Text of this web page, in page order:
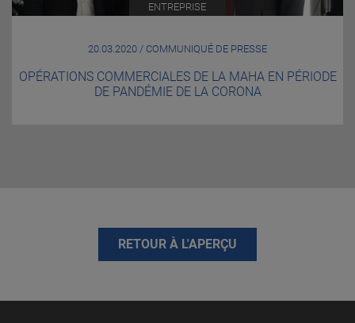
ENTREPRISE
20.03.2020 / COMMUNIQUÉ DE PRESSE
OPÉRATIONS COMMERCIALES DE LA MAHA EN PÉRIODE
DE PANDÉMIE DE LA CORONA
RETOUR À L'APERÇU